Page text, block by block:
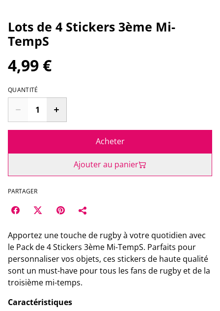
Lots de 4 Stickers 3ème Mi-
TempS
4,99 €
QUANTITÉ
Acheter
Ajouter au panier
PARTAGER
Apportez une touche de rugby à votre quotidien avec
le Pack de 4 Stickers 3ème Mi-TempS. Parfaits pour
personnaliser vos objets, ces stickers de haute qualité
sont un must-have pour tous les fans de rugby et de la
troisième mi-temps.
Caractéristiques